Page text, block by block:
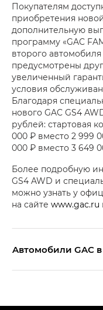
Покупателям
приобретения
дополнительную
программу «GAC
второго
предусмотрены
увеличенный
условия
Благодаря
нового GAC GS4
рублей: стартовая
000 ₽ вместо 2 999
000 ₽ вместо 3 649
Более подробную
GS4 AWD и
можно узнать у
на сайте www.gac.ru
Aвтомобили GAC
Эс Икс